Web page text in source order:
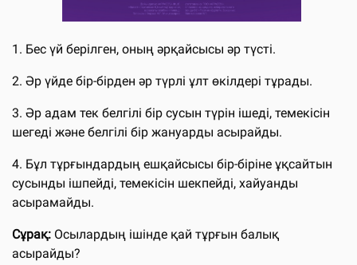
1. Бес үй берілген, оның әрқайсысы әр түсті.
2. Әр үйде бір-бірден әр түрлі ұлт өкілдері тұрады.
3. Әр адам тек белгілі бір сусын түрін ішеді, темекісін
шегеді және белгілі бір жануарды асырайды.
4. Бұл тұрғындардың ешқайсысы бір-біріне ұқсайтын
сусынды ішпейді, темекісін шекпейді, хайуанды
асырамайды.
Сұрақ: Осылардың ішінде қай тұрғын балық
асырайды?